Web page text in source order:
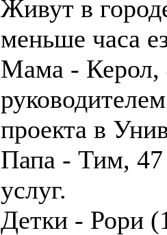
Живут в
меньше часа
Мама - Керол,
проекта в
Папа - Тим, 47
услуг.
Детки - Рори